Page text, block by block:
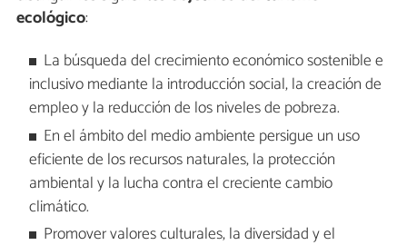
ecológico:
La búsqueda del crecimiento económico sostenible e
inclusivo mediante la introducción social, la creación de
empleo y la reducción de los niveles de pobreza.
En el ámbito del medio ambiente persigue un uso
eficiente de los recursos naturales, la protección
ambiental y la lucha contra el creciente cambio
climático.
Promover valores culturales, la diversidad y el